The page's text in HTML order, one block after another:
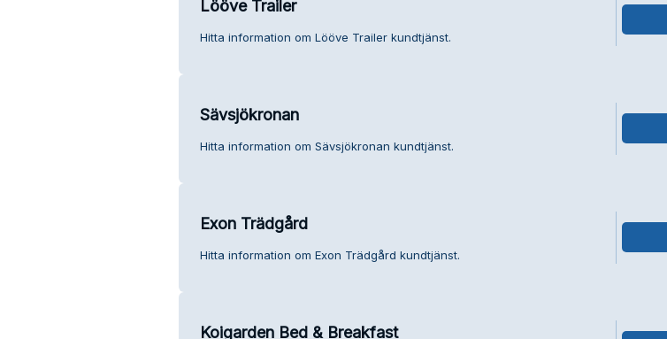
Lööve Trailer
Hitta information om Lööve Trailer kundtjänst.
Sävsjökronan
Hitta information om Sävsjökronan kundtjänst.
Exon Trädgård
Hitta information om Exon Trädgård kundtjänst.
Koigarden Bed & Breakfast